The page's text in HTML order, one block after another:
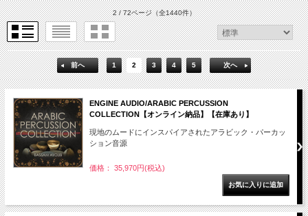
2 / 72ページ（全1440件）
前へ 1 2 3 4 5 次へ
ENGINE AUDIO/ARABIC PERCUSSION
COLLECTION【オンライン納品】【在庫あり】
現地のムードにインスパイアされたアラビック・パーカッ
ション音源
価格： 35,970円(税込)